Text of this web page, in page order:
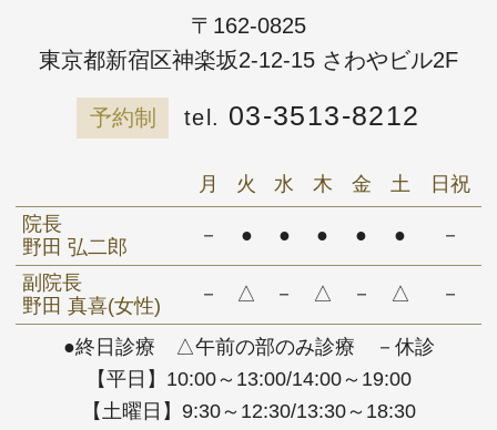
〒162-0825
東京都新宿区神楽坂2-12-15 さわやビル2F
予約制 03-3513-8212
●終日診療 △午前の部のみ診療 －休診
【平日】10:00～13:00/14:00～19:00
【土曜日】9:30～12:30/13:30～18:30
月 火 水 木 金 土
日祝
院長
野田 弘二郎
－ ● ● ● ● ● －
副院長
野田 真喜(女性)
－ △ － △ － △ －